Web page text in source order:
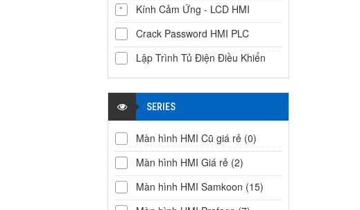
Kính Cảm Ứng - LCD HMI
Crack Password HMI PLC
Lập Trình Tủ Điện Điều Khiển
SERIES
Màn hình HMI Cũ giá rẻ (0)
Màn hình HMI Giá rẻ (2)
Màn hình HMI Samkoon (15)